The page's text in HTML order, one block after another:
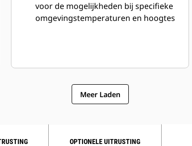
voor de mogelijkheden bij specifieke
omgevingstemperaturen en hoogtes
Meer Laden
OPTIONELE UITRUSTING